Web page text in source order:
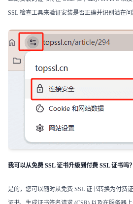
SSL 检查工具来验证安装是否正确并识别潜在问
我可以从免费 SSL 证书升级到付费 SSL 证书吗？
是的，您可以随时从免费 SSL 证书转换为付费